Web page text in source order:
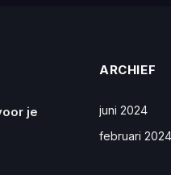
je
ARCHIEF
juni 2024
februari 2024